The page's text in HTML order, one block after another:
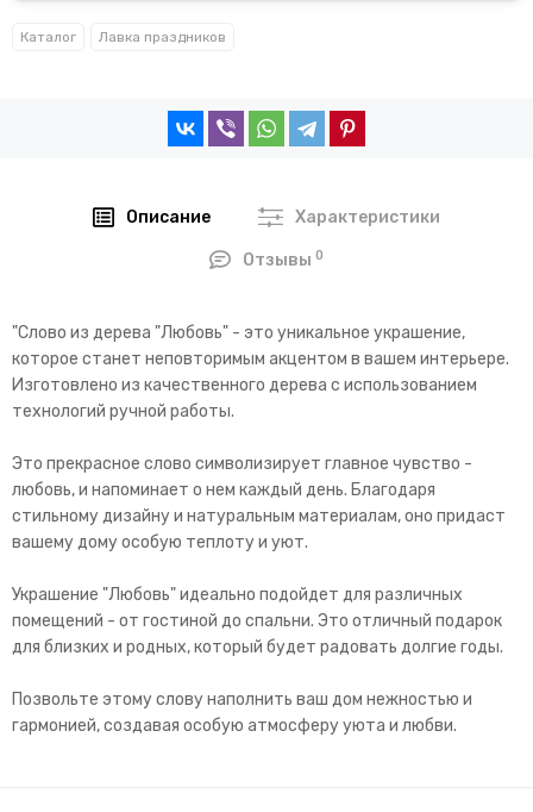
Каталог Лавка праздников
Описание Характеристики
Отзывы0
"Слово из дерева "Любовь" - это уникальное украшение,
которое станет неповторимым акцентом в вашем интерьере.
Изготовлено из качественного дерева с использованием
технологий ручной работы.
Это прекрасное слово символизирует главное чувство -
любовь, и напоминает о нем каждый день. Благодаря
стильному дизайну и натуральным материалам, оно придаст
вашему дому особую теплоту и уют.
Украшение "Любовь" идеально подойдет для различных
помещений - от гостиной до спальни. Это отличный подарок
для близких и родных, который будет радовать долгие годы.
Позвольте этому слову наполнить ваш дом нежностью и
гармонией, создавая особую атмосферу уюта и любви.